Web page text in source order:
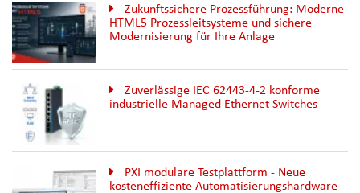
Zukunftssichere Prozessführung: Moderne
HTML5 Prozessleitsysteme und sichere
Modernisierung für Ihre Anlage
Zuverlässige IEC 62443-4-2 konforme
industrielle Managed Ethernet Switches
PXI modulare Testplattform - Neue
kosteneffiziente Automatisierungshardware